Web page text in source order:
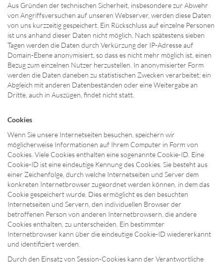
Aus Gründen der technischen Sicherheit, insbesondere zur Abwehr
von Angriffsversuchen auf unseren Webserver, werden diese Daten
von uns kurzzeitig gespeichert. Ein Rückschluss auf einzelne Personen
ist uns anhand dieser Daten nicht möglich. Nach spätestens sieben
Tagen werden die Daten durch Verkürzung der IP-Adresse auf
Domain-Ebene anonymisiert, so dass es nicht mehr möglich ist, einen
Bezug zum einzelnen Nutzer herzustellen. In anonymisierter Form
werden die Daten daneben zu statistischen Zwecken verarbeitet; ein
Abgleich mit anderen Datenbeständen oder eine Weitergabe an
Dritte, auch in Auszügen, findet nicht statt.
Cookies
Wenn Sie unsere Internetseiten besuchen, speichern wir
möglicherweise Informationen auf Ihrem Computer in Form von
Cookies. Viele Cookies enthalten eine sogenannte Cookie-ID. Eine
Cookie-ID ist eine eindeutige Kennung des Cookies. Sie besteht aus
einer Zeichenfolge, durch welche Internetseiten und Server dem
konkreten Internetbrowser zugeordnet werden können, in dem das
Cookie gespeichert wurde. Dies ermöglicht es den besuchten
Internetseiten und Servern, den individuellen Browser der
betroffenen Person von anderen Internetbrowsern, die andere
Cookies enthalten, zu unterscheiden. Ein bestimmter
Internetbrowser kann über die eindeutige Cookie-ID wiedererkannt
und identifiziert werden.
Durch den Einsatz von Session-Cookies kann der Verantwortliche